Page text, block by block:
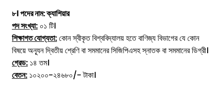
৮। পদের নাম:ক্যাশিয়ার
পদ সংখ্যা: ০১ টি।
শিক্ষাগত যোগ্যতা:কোন স্বীকৃত বিশ্ববিদ্যালয় হতে বাণিজ্য বিভাগের যে কোন
বিষয়ে অন্যূন দ্বিতীয় শ্রেণি বা সমমানের সিজিপিএসহ স্নাতক বা সমমানের ডিগ্রী।
গ্রেড: ১৪ তম।
বেতন: ১০২০০-২৪৬৮০/- টাকা।